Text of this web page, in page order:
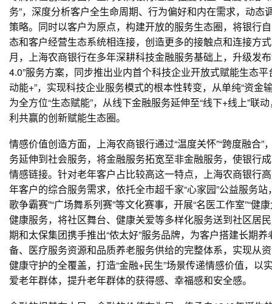
务”，深度分析客户全生命周期、行为偏好和内在需求，动态
策略。同时以客户为原点，构建开放的服务生态圈，将银行
态和客户经营生态系统相连接，创造更多的接触点和连接方
月，上海农商银行在多年深耕科技金融服务基础上，升级发
4.0”服务方案，同步推出业内首个科技企业开放式赋能生态
动能+”，实现科技企业服务模式的根本性转变，从单纯“资金
为全方位“生态赋能”，从线下金融服务延伸至“线下+线上”联
利共赢的创新赋能生态圈。
情感价值创造方面，上海农商银行通过“温度关怀”“跨度融合”
务延伸到社会服务，将金融服务拓宽至非金融服务，使银行
情感链接。针对老年客户占比较高这一特点，上海农商银行
年客户的综合服务需求，依托全市超千家“心家园”公益服务站
歌争霸赛”“广场舞系列赛”等文化赛事，开展“名医工作室”“健
健康服务，将社区舞台、健康关爱等多样化服务送到社区居
期和太保集团携手推出“侬太好”服务品牌，为客户搭建长期养
备、医疗服务资源和品质养老服务供给的完整体系，实现从
健康守护的全覆盖，打造“金融+民生”场景传递情感价值，以
爱老年群体，提升老年群体的获得感、幸福感和安全感。